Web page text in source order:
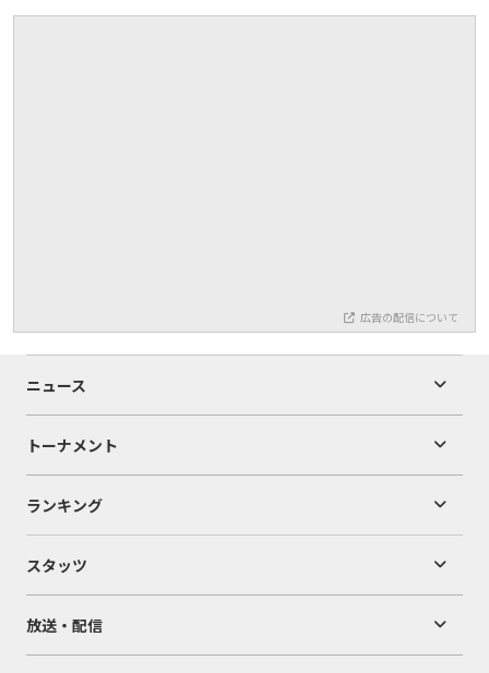
広告の配信について
ニュース
トーナメント
ランキング
スタッツ
放送・配信